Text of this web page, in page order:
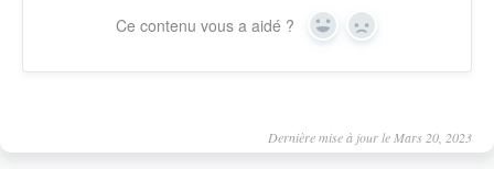
Ce contenu vous a aidé ? Yes No
Dernière mise à jour le Mars 20, 2023